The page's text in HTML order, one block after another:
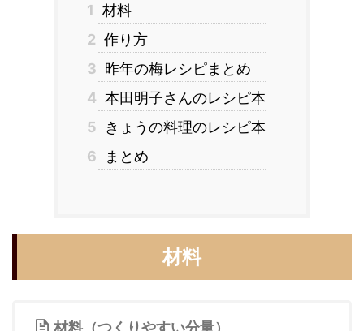
1 材料
2 作り方
3 昨年の梅レシピまとめ
4 本田明子さんのレシピ本
5
きょうの料理のレシピ本
6
まとめ
材料
材料（つくりやすい分量）